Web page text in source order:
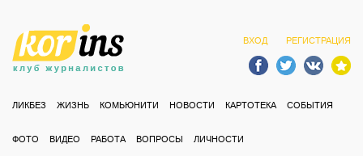
ВХОД РЕГИСТРАЦИЯ
ЛИКБЕЗ ЖИЗНЬ КОМЬЮНИТИ НОВОСТИ КАРТОТЕКА СОБЫТИЯ
ФОТО ВИДЕО РАБОТА ВОПРОСЫ ЛИЧНОСТИ